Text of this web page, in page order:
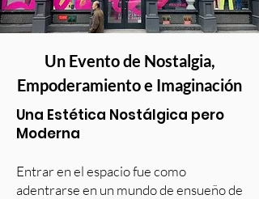
Un Evento de Nostalgia,
Empoderamiento e Imaginación
Una Estética Nostálgica pero
Moderna
Entrar en el espacio fue como
adentrarse en un mundo de ensueño de